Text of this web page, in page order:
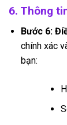
6. Thông
Bước 6:
chính xác
bạn: